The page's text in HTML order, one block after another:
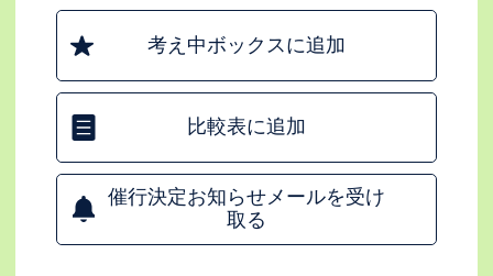
考え中ボックスに追加
比較表に追加
催行決定お知らせメールを受け
取る